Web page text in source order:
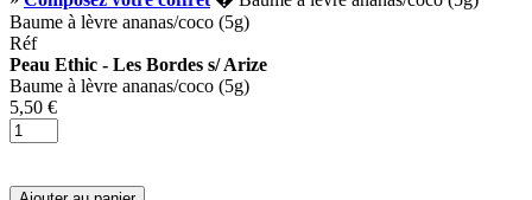
Baume à lèvre ananas/coco (5g)
Réf
Peau Ethic - Les Bordes s/ Arize
Baume à lèvre ananas/coco (5g)
5,50 €